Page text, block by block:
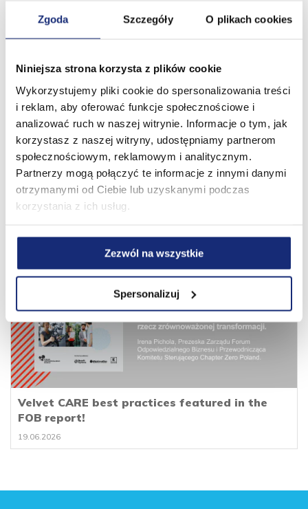
Zgoda Szczegóły O plikach cookies
Niniejsza strona korzysta z plików cookie
Wykorzystujemy pliki cookie do spersonalizowania treści
i reklam, aby oferować funkcje społecznościowe i
analizować ruch w naszej witrynie. Informacje o tym, jak
korzystasz z naszej witryny, udostępniamy partnerom
społecznościowym, reklamowym i analitycznym.
Partnerzy mogą połączyć te informacje z innymi danymi
otrzymanymi od Ciebie lub uzyskanymi podczas
korzystania z ich usług.
Zezwól na wszystkie
Spersonalizuj
13 years behind us. New horizons ahead!
01.08.2026
Velvet CARE best practices featured in the
FOB report!
19.06.2026